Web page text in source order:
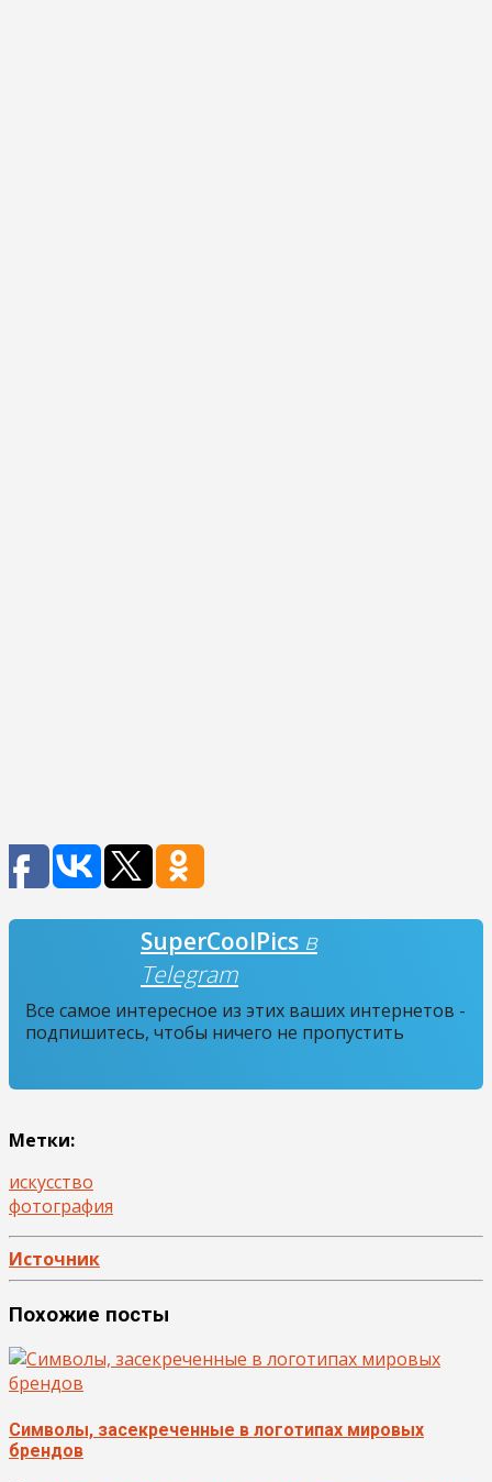
SuperCoolPics в
Telegram
Все самое интересное из этих ваших интернетов -
подпишитесь, чтобы ничего не пропустить
Метки:
искусство
фотография
Источник
Похожие посты
Символы, засекреченные в логотипах мировых
брендов